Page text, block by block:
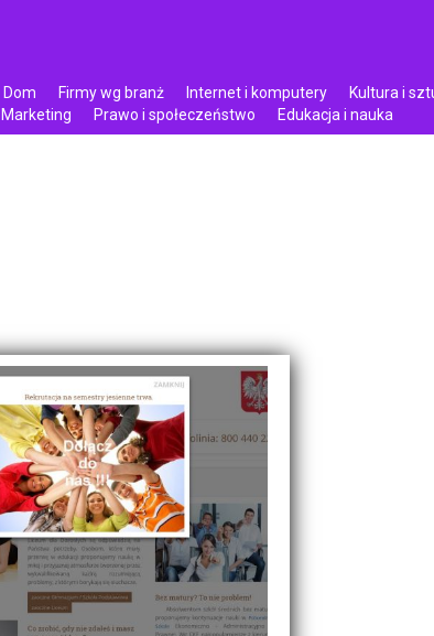
Dom Firmy wg branż Internet i komputery Kultura i
Marketing Prawo i społeczeństwo Edukacja i nauka